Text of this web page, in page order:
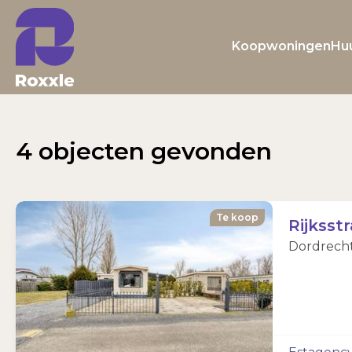
Koopwoningen
4 objecten gevonden
Te koop